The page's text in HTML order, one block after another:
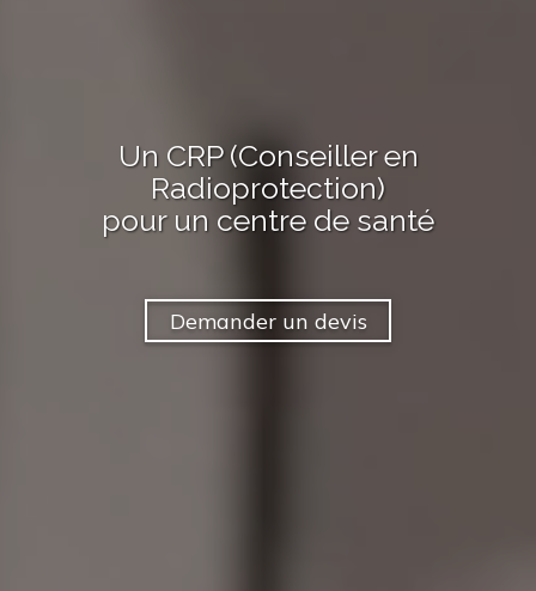
Un CRP (Conseiller en
Radioprotection)
pour un centre de santé
Demander un devis